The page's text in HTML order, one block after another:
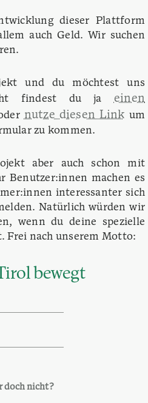
dieser Plattform
auch Geld. Wir suchen
und du möchtest uns
findest du ja einen
nutze diesen Link um
zu kommen.
aber auch schon mit
Benutzer:innen machen es
interessanter sich
Natürlich würden wir
wenn du deine spezielle
Frei nach unserem Motto:
bewegt
doch nicht?